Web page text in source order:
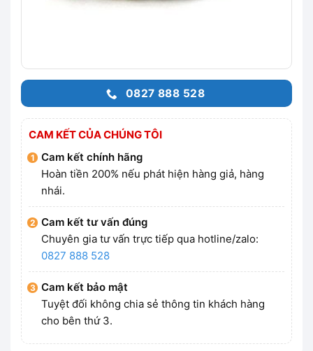
0827 888 528
CAM KẾT CỦA CHÚNG TÔI
Cam kết chính hãng
Hoàn tiền 200% nếu phát hiện hàng giả, hàng
nhái.
Cam kết tư vấn đúng
Chuyên gia tư vấn trực tiếp qua hotline/zalo:
0827 888 528
Cam kết bảo mật
Tuyệt đối không chia sẻ thông tin khách hàng
cho bên thứ 3.